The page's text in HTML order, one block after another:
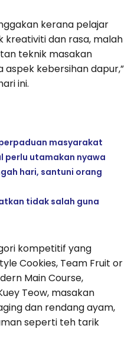
kerana pelajar
kreativiti dan rasa, malah
teknik masakan
kebersihan dapur,”
ini.
masyarakat
perlu utamakan nyawa
hari, santuni orang
tidak salah guna
kompetitif yang
Cookies, Team Fruit or
Main Course,
Teow, masakan
dan rendang ayam,
seperti teh tarik